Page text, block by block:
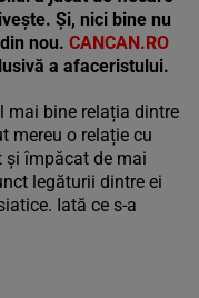
Și, nici bine nu
nou. CANCAN.RO
a afaceristului.
mai bine relația dintre
mereu o relație cu
și împăcat de mai
legăturii dintre ei
Iată ce s-a